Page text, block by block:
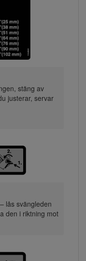
stäng av
justerar, servar
lås svängleden
den i riktning mot